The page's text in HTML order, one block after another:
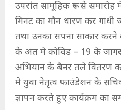
उपरांत सामूहिक रूप से समारोह
मिनट का मौन धारण कर गांधी
तथा उनका सपना साकार करने
के अंत मे कोविड – 19 के
अभियान के बैनर तले वितरण
मे युवा नेतृत्व फाउंडेशन के
ज्ञापन करते हुए कार्यक्रम का